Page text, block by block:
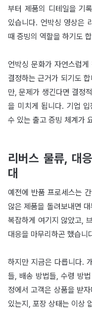
부터 제품의 디테일을 기
있습니다. 언박싱 영상은
때 증빙의 역할을 하기도
언박싱 문화가 자연스럽
결정하는 근거가 되기도
만, 문제가 생긴다면 결정
을 미치게 됩니다. 기업
수 있는 출고 증빙 체계가
리버스 물류, 대
대
예전에 반품 프로세스는
않은 제품을 돌려보내면
복잡하게 여기지 않았고,
대응을 마무리하곤 했습니
하지만 지금은 다릅니다.
들, 배송 방법들, 수령 방
정에서 고객은 상품을 받
있는지, 포장 상태는 이상